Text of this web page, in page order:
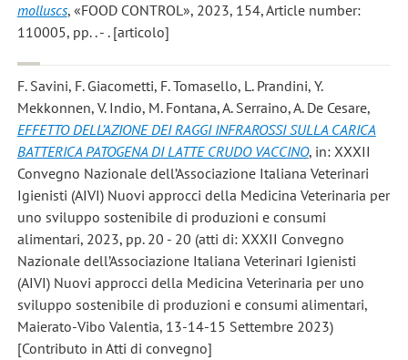
molluscs, «FOOD CONTROL», 2023, 154, Article number:
110005, pp. . - . [articolo]
F. Savini, F. Giacometti, F. Tomasello, L. Prandini, Y.
Mekkonnen, V. Indio, M. Fontana, A. Serraino, A. De Cesare,
EFFETTO DELL’AZIONE DEI RAGGI INFRAROSSI SULLA CARICA
BATTERICA PATOGENA DI LATTE CRUDO VACCINO, in: XXXII
Convegno Nazionale dell’Associazione Italiana Veterinari
Igienisti (AIVI) Nuovi approcci della Medicina Veterinaria per
uno sviluppo sostenibile di produzioni e consumi
alimentari, 2023, pp. 20 - 20 (atti di: XXXII Convegno
Nazionale dell’Associazione Italiana Veterinari Igienisti
(AIVI) Nuovi approcci della Medicina Veterinaria per uno
sviluppo sostenibile di produzioni e consumi alimentari,
Maierato-Vibo Valentia, 13-14-15 Settembre 2023)
[Contributo in Atti di convegno]